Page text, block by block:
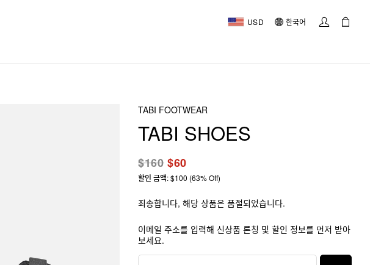
USD 한국어
TABI FOOTWEAR
TABI SHOES
$160$60
할인 금액: $100 (63% Off)
죄송합니다, 해당 상품은 품절되었습니다.
이메일 주소를 입력해 신상품 론칭 및 할인 정보를 먼저 받아
보세요.